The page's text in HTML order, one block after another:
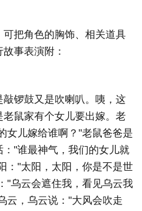
把角色的胸饰、相关道具
事表演附：
锣鼓又是吹喇叭。咦，这
鼠家有个女儿要出嫁。老
女儿嫁给谁啊？"老鼠爸爸是
"谁最神气，我们的女儿就
："太阳，太阳，你是不是世
"乌云会遮住我，看见乌云我
云，乌云说："大风会吹走